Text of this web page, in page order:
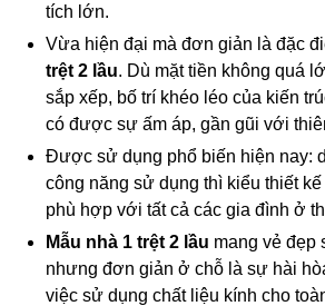
tích lớn.
Vừa hiện đại mà đơn giản là đặc
trệt 2 lầu. Dù mặt tiền không quá
sắp xếp, bố trí khéo léo của kiến
có được sự ấm áp, gần gũi với
Được sử dụng phổ biến hiện nay:
công năng sử dụng thì kiểu thiết
phù hợp với tất cả các gia đình ở
Mẫu nhà 1 trệt 2 lầu mang vẻ đẹp
nhưng đơn giản ở chỗ là sự hài
việc sử dụng chất liệu kính cho